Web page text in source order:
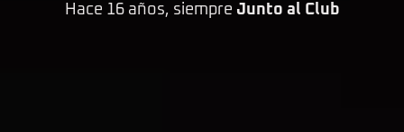
Hace 16 años, siempre Junto al Club